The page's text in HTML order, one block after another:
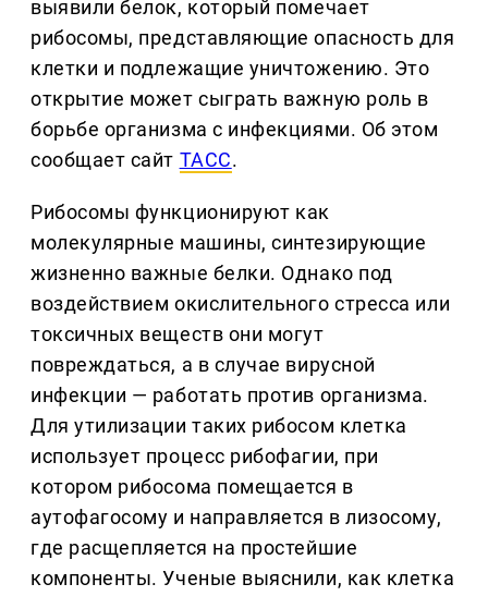
выявили белок, который помечает
рибосомы, представляющие опасность для
клетки и подлежащие уничтожению. Это
открытие может сыграть важную роль в
борьбе организма с инфекциями. Об этом
сообщает сайт ТАСС.
Рибосомы функционируют как
молекулярные машины, синтезирующие
жизненно важные белки. Однако под
воздействием окислительного стресса или
токсичных веществ они могут
повреждаться, а в случае вирусной
инфекции — работать против организма.
Для утилизации таких рибосом клетка
использует процесс рибофагии, при
котором рибосома помещается в
аутофагосому и направляется в лизосому,
где расщепляется на простейшие
компоненты. Ученые выяснили, как клетка